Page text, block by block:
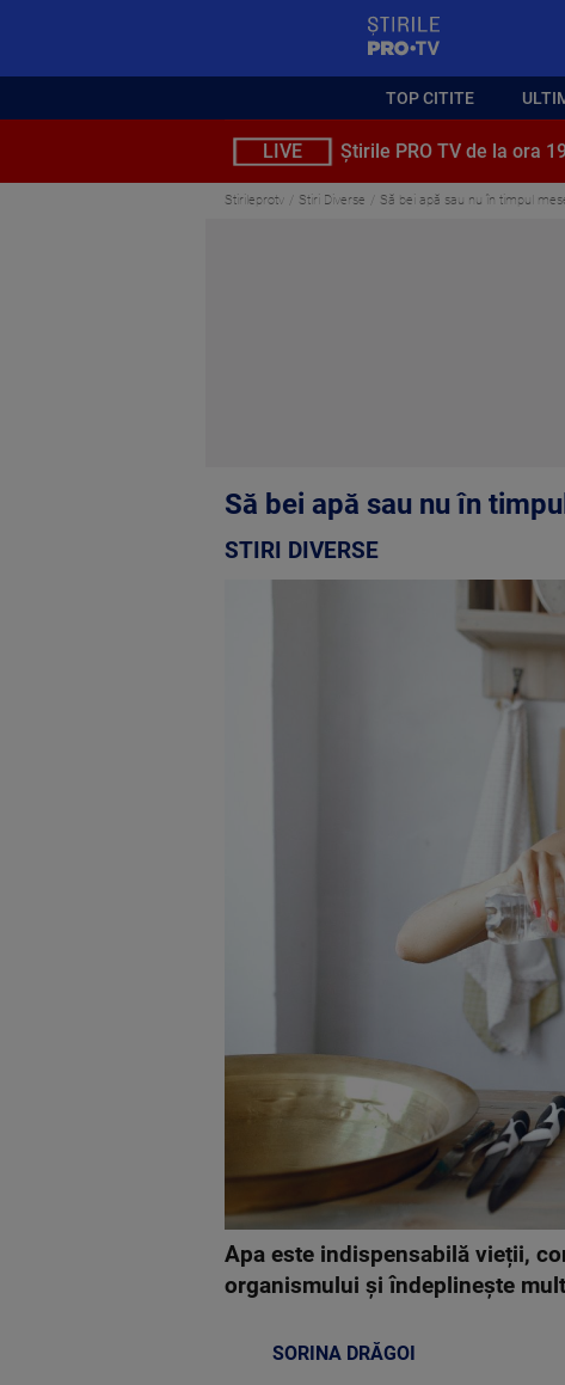
TOP CITITE
LIVE Știrile PRO TV de la ora
Stirileprotv Stiri Diverse Să bei apă sau nu în timpul
Să bei apă sau nu în
STIRI DIVERSE
Apa este indispensabilă vieții,
organismului și îndeplinește
SORINA DRĂGOI